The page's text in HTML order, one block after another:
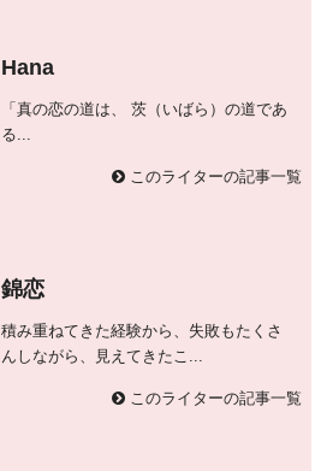
Hana
「真の恋の道は、 茨（いばら）の道であ
る...
このライターの記事一覧
錦恋
積み重ねてきた経験から、失敗もたくさ
んしながら、見えてきたこ...
このライターの記事一覧